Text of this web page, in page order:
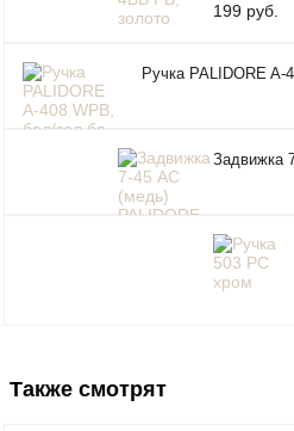
199 руб.
Ручка PALIDORE A-
Задвижка
Также смотрят